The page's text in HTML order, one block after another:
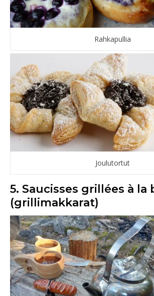
Rahkapullia
Joulutortut
5. Saucisses grillées à la
(grillimakkarat)